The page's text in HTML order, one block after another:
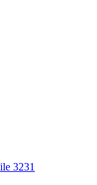
3231